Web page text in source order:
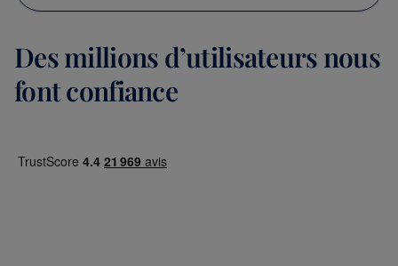
Des millions d’utilisateurs nous
font confiance